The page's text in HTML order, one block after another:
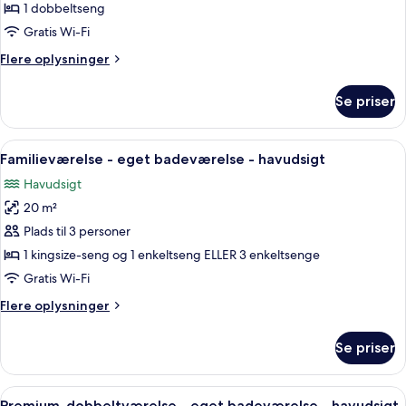
dobbeltværelse
-
badeværelse
1 dobbeltseng
Gratis Wi-Fi
Flere oplysninger
Flere
dobbeltværelse
eget
Se priser
Indlæs
alle
billeder
af
Familieværelse
-
eget
-
Et hotelværelse med to senge, et
6
Familieværelse - eget badeværelse - havudsigt
Havudsigt
20 m²
Plads til 3 personer
1 kingsize-seng og 1 enkeltseng ELLER 3 enkeltsenge
Gratis Wi-Fi
Flere oplysninger
Flere
-
eget
badeværelse
Se priser
Indlæs
Et hotelværelse med en stor seng,
7